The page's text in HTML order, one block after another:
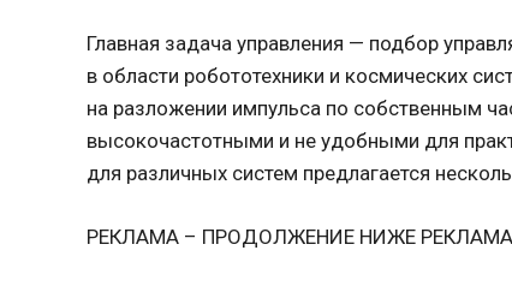
Главная задача управления — подбор
в области робототехники и космических
на разложении импульса по собственным
высокочастотными и не удобными для
для различных систем предлагается
РЕКЛАМА – ПРОДОЛЖЕНИЕ НИЖЕ